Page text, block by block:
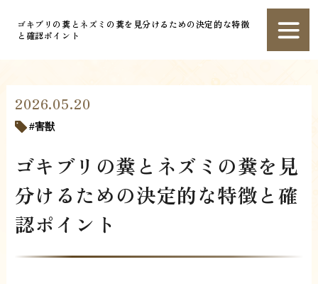
ゴキブリの糞とネズミの糞を見分けるための決定的な特徴
と確認ポイント
2026.05.20
害獣
ゴキブリの糞とネズミの糞を見
分けるための決定的な特徴と確
認ポイント